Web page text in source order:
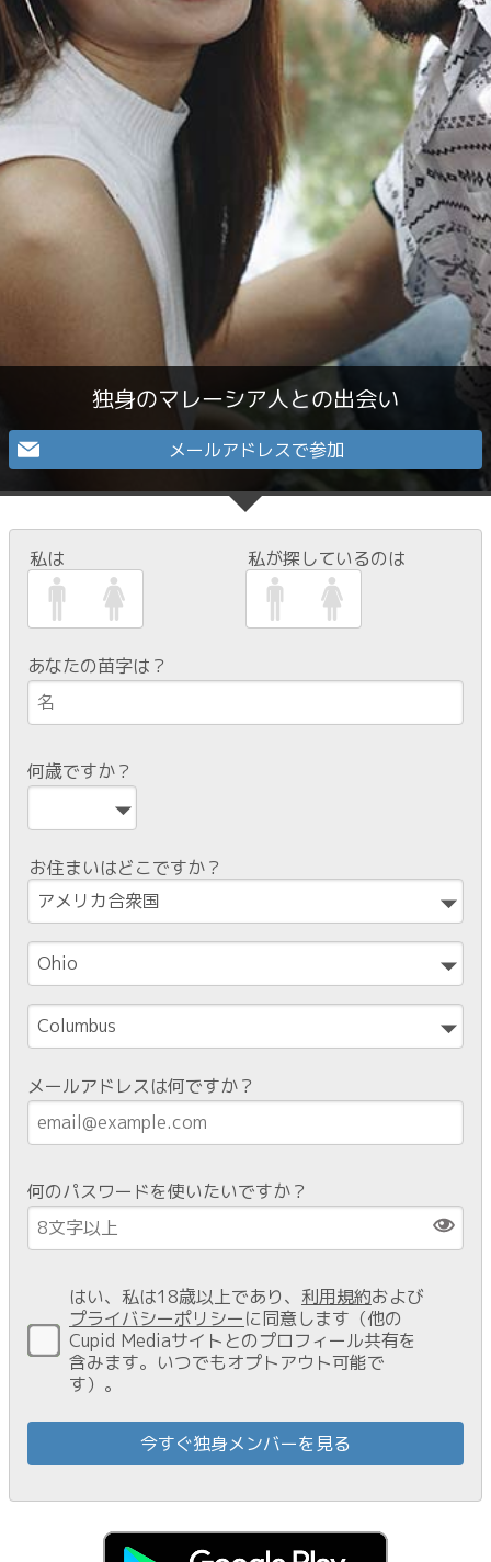
独身のマレーシア人との出会い
メールアドレスで参加
私は 私が探しているのは
あなたの苗字は？
何歳ですか？
お住まいはどこですか？
メールアドレスは何ですか？
何のパスワードを使いたいですか？
はい、私は18歳以上であり、 利用規約および
プライバシーポリシーに同意します（他の
Cupid Mediaサイトとのプロフィール共有を
含みます。いつでもオプトアウト可能で
す）。